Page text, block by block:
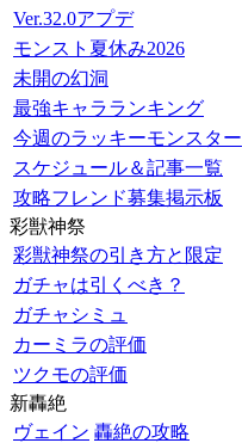
Ver.32.0アプデ
モンスト夏休み2026
未開の幻洞
最強キャラランキング
今週のラッキーモンスター
スケジュール＆記事一覧
攻略フレンド募集掲示板
彩獣神祭
彩獣神祭の引き方と限定
ガチャは引くべき？
ガチャシミュ
カーミラの評価
ツクモの評価
新轟絶
ヴェイン 轟絶の攻略